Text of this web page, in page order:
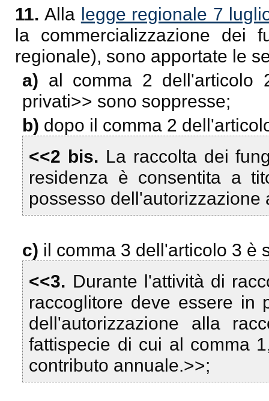
11.Alla legge regionale 7
la commercializzazione dei
regionale), sono apportate le
a) al comma 2 dell'articolo
privati>> sono soppresse;
b) dopo il comma 2
<<2 bis. La raccolta dei
residenza è consentita a
possesso
c) il comma 3 dell'articolo 3 è
<<3. Durante l'attività di
raccoglitore deve essere in
dell'autorizzazione alla
fattispecie di cui al comma
contributo annuale.>>;